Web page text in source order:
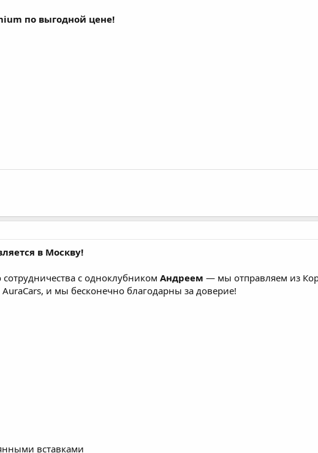
по выгодной цене!
в Москву!
с одноклубником Андреем — мы отправляем из
и мы бесконечно благодарны за доверие!
вставками